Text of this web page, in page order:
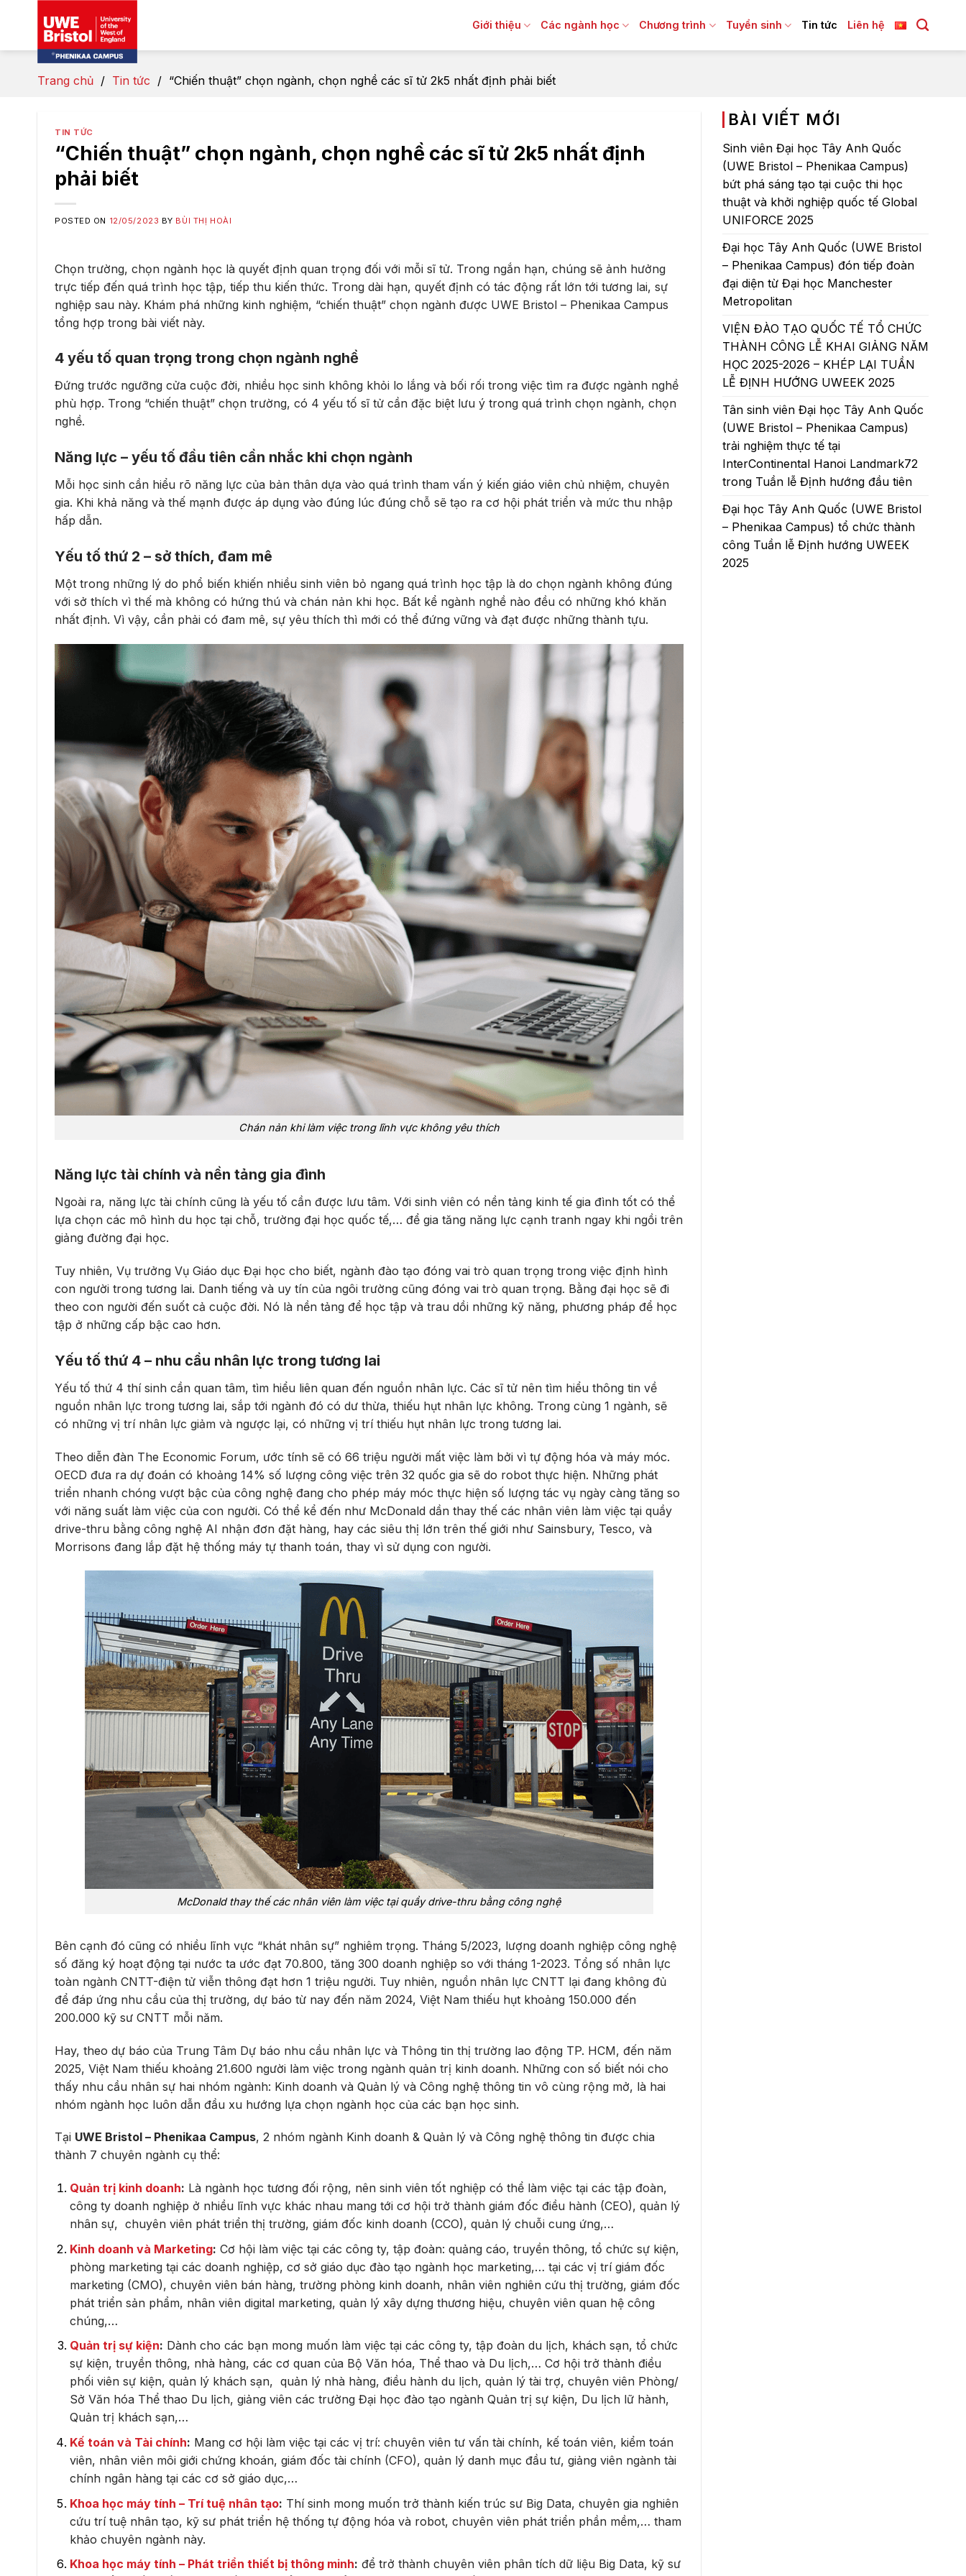
Giới thiệu Các ngành học Chương trình Tuyển sinh Tin tức Liên hệ
Trang chủ / Tin tức / “Chiến thuật” chọn ngành, chọn nghề các sĩ tử 2k5 nhất định phải biết
TIN TỨC
“Chiến thuật” chọn ngành, chọn nghề các sĩ tử 2k5 nhất định
phải biết
POSTED ON 12/05/2023 BY BÙI THỊ HOÀI
Chọn trường, chọn ngành học là quyết định quan trọng đối với mỗi sĩ tử. Trong ngắn hạn, chúng sẽ ảnh hưởng
trực tiếp đến quá trình học tập, tiếp thu kiến thức. Trong dài hạn, quyết định có tác động rất lớn tới tương lai, sự
nghiệp sau này. Khám phá những kinh nghiệm, “chiến thuật” chọn ngành được UWE Bristol – Phenikaa Campus
tổng hợp trong bài viết này.
4 yếu tố quan trọng trong chọn ngành nghề
Đứng trước ngưỡng cửa cuộc đời, nhiều học sinh không khỏi lo lắng và bối rối trong việc tìm ra được ngành nghề
phù hợp. Trong “chiến thuật” chọn trường, có 4 yếu tố sĩ tử cần đặc biệt lưu ý trong quá trình chọn ngành, chọn
nghề.
Năng lực – yếu tố đầu tiên cần nhắc khi chọn ngành
Mỗi học sinh cần hiểu rõ năng lực của bản thân dựa vào quá trình tham vấn ý kiến giáo viên chủ nhiệm, chuyên
gia. Khi khả năng và thế mạnh được áp dụng vào đúng lúc đúng chỗ sẽ tạo ra cơ hội phát triển và mức thu nhập
hấp dẫn.
Yếu tố thứ 2 – sở thích, đam mê
Một trong những lý do phổ biến khiến nhiều sinh viên bỏ ngang quá trình học tập là do chọn ngành không đúng
với sở thích vì thế mà không có hứng thú và chán nản khi học. Bất kể ngành nghề nào đều có những khó khăn
nhất định. Vì vậy, cần phải có đam mê, sự yêu thích thì mới có thể đứng vững và đạt được những thành tựu.
Chán nản khi làm việc trong lĩnh vực không yêu thích
Năng lực tài chính và nền tảng gia đình
Ngoài ra, năng lực tài chính cũng là yếu tố cần được lưu tâm. Với sinh viên có nền tảng kinh tế gia đình tốt có thể
lựa chọn các mô hình du học tại chỗ, trường đại học quốc tế,… để gia tăng năng lực cạnh tranh ngay khi ngồi trên
giảng đường đại học.
Tuy nhiên, Vụ trưởng Vụ Giáo dục Đại học cho biết, ngành đào tạo đóng vai trò quan trọng trong việc định hình
con người trong tương lai. Danh tiếng và uy tín của ngôi trường cũng đóng vai trò quan trọng. Bằng đại học sẽ đi
theo con người đến suốt cả cuộc đời. Nó là nền tảng để học tập và trau dồi những kỹ năng, phương pháp để học
tập ở những cấp bậc cao hơn.
Yếu tố thứ 4 – nhu cầu nhân lực trong tương lai
Yếu tố thứ 4 thí sinh cần quan tâm, tìm hiểu liên quan đến nguồn nhân lực. Các sĩ tử nên tìm hiểu thông tin về
nguồn nhân lực trong tương lai, sắp tới ngành đó có dư thừa, thiếu hụt nhân lực không. Trong cùng 1 ngành, sẽ
có những vị trí nhân lực giảm và ngược lại, có những vị trí thiếu hụt nhân lực trong tương lai.
Theo diễn đàn The Economic Forum, ước tính sẽ có 66 triệu người mất việc làm bởi vì tự động hóa và máy móc.
OECD đưa ra dự đoán có khoảng 14% số lượng công việc trên 32 quốc gia sẽ do robot thực hiện. Những phát
triển nhanh chóng vượt bậc của công nghệ đang cho phép máy móc thực hiện số lượng tác vụ ngày càng tăng so
với năng suất làm việc của con người. Có thể kể đến như McDonald dần thay thế các nhân viên làm việc tại quầy
drive-thru bằng công nghệ AI nhận đơn đặt hàng, hay các siêu thị lớn trên thế giới như Sainsbury, Tesco, và
Morrisons đang lắp đặt hệ thống máy tự thanh toán, thay vì sử dụng con người.
McDonald thay thế các nhân viên làm việc tại quầy drive-thru bằng công nghệ
Bên cạnh đó cũng có nhiều lĩnh vực “khát nhân sự” nghiêm trọng. Tháng 5/2023, lượng doanh nghiệp công nghệ
số đăng ký hoạt động tại nước ta ước đạt 70.800, tăng 300 doanh nghiệp so với tháng 1-2023. Tổng số nhân lực
toàn ngành CNTT-điện tử viễn thông đạt hơn 1 triệu người. Tuy nhiên, nguồn nhân lực CNTT lại đang không đủ
để đáp ứng nhu cầu của thị trường, dự báo từ nay đến năm 2024, Việt Nam thiếu hụt khoảng 150.000 đến
200.000 kỹ sư CNTT mỗi năm.
Hay, theo dự báo của Trung Tâm Dự báo nhu cầu nhân lực và Thông tin thị trường lao động TP. HCM, đến năm
2025, Việt Nam thiếu khoảng 21.600 người làm việc trong ngành quản trị kinh doanh. Những con số biết nói cho
thấy nhu cầu nhân sự hai nhóm ngành: Kinh doanh và Quản lý và Công nghệ thông tin vô cùng rộng mở, là hai
nhóm ngành học luôn dẫn đầu xu hướng lựa chọn ngành học của các bạn học sinh.
Tại UWE Bristol – Phenikaa Campus, 2 nhóm ngành Kinh doanh & Quản lý và Công nghệ thông tin được chia
thành 7 chuyên ngành cụ thể:
Quản trị kinh doanh: Là ngành học tương đối rộng, nên sinh viên tốt nghiệp có thể làm việc tại các tập đoàn,
công ty doanh nghiệp ở nhiều lĩnh vực khác nhau mang tới cơ hội trở thành giám đốc điều hành (CEO), quản lý
nhân sự, chuyên viên phát triển thị trường, giám đốc kinh doanh (CCO), quản lý chuỗi cung ứng,…
Kinh doanh và Marketing: Cơ hội làm việc tại các công ty, tập đoàn: quảng cáo, truyền thông, tổ chức sự kiện,
phòng marketing tại các doanh nghiệp, cơ sở giáo dục đào tạo ngành học marketing,… tại các vị trí giám đốc
marketing (CMO), chuyên viên bán hàng, trường phòng kinh doanh, nhân viên nghiên cứu thị trường, giám đốc
phát triển sản phẩm, nhân viên digital marketing, quản lý xây dựng thương hiệu, chuyên viên quan hệ công
chúng,…
Quản trị sự kiện: Dành cho các bạn mong muốn làm việc tại các công ty, tập đoàn du lịch, khách sạn, tổ chức
sự kiện, truyền thông, nhà hàng, các cơ quan của Bộ Văn hóa, Thể thao và Du lịch,… Cơ hội trở thành điều
phối viên sự kiện, quản lý khách sạn, quản lý nhà hàng, điều hành du lịch, quản lý tài trợ, chuyên viên Phòng/
Sở Văn hóa Thể thao Du lịch, giảng viên các trường Đại học đào tạo ngành Quản trị sự kiện, Du lịch lữ hành,
Quản trị khách sạn,…
Kế toán và Tài chính: Mang cơ hội làm việc tại các vị trí: chuyên viên tư vấn tài chính, kế toán viên, kiểm toán
viên, nhân viên môi giới chứng khoán, giám đốc tài chính (CFO), quản lý danh mục đầu tư, giảng viên ngành tài
chính ngân hàng tại các cơ sở giáo dục,…
Khoa học máy tính – Trí tuệ nhân tạo: Thí sinh mong muốn trở thành kiến trúc sư Big Data, chuyên gia nghiên
cứu trí tuệ nhân tạo, kỹ sư phát triển hệ thống tự động hóa và robot, chuyên viên phát triển phần mềm,… tham
khảo chuyên ngành này.
Khoa học máy tính – Phát triển thiết bị thông minh: để trở thành chuyên viên phân tích dữ liệu Big Data, kỹ sư
BÀI VIẾT MỚI
Sinh viên Đại học Tây Anh Quốc
(UWE Bristol – Phenikaa Campus)
bứt phá sáng tạo tại cuộc thi học
thuật và khởi nghiệp quốc tế Global
UNIFORCE 2025
Đại học Tây Anh Quốc (UWE Bristol
– Phenikaa Campus) đón tiếp đoàn
đại diện từ Đại học Manchester
Metropolitan
VIỆN ĐÀO TẠO QUỐC TẾ TỔ CHỨC
THÀNH CÔNG LỄ KHAI GIẢNG NĂM
HỌC 2025-2026 – KHÉP LẠI TUẦN
LỄ ĐỊNH HƯỚNG UWEEK 2025
Tân sinh viên Đại học Tây Anh Quốc
(UWE Bristol – Phenikaa Campus)
trải nghiệm thực tế tại
InterContinental Hanoi Landmark72
trong Tuần lễ Định hướng đầu tiên
Đại học Tây Anh Quốc (UWE Bristol
– Phenikaa Campus) tổ chức thành
công Tuần lễ Định hướng UWEEK
2025